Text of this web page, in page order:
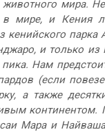
мира.
в мире, и
кенийского
и только
Нам
(если
а также
континентом.
Мара и